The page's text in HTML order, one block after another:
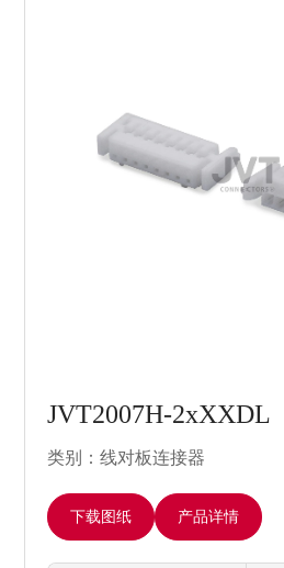
JVT2007H-2xXXDL
类别：线对板连接器
下载图纸 产品详情